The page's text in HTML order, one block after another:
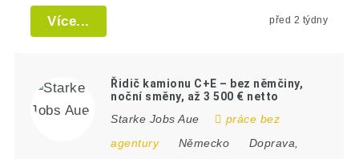
Více... před 2 týdny
Řidič kamionu C+E – bez němčiny,
noční směny, až 3 500 € netto
Starke Jobs Aue
práce bez
agentury
Německo
Doprava,